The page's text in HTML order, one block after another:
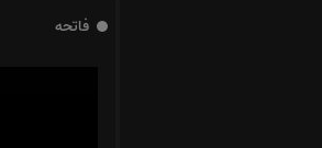
فاتحه